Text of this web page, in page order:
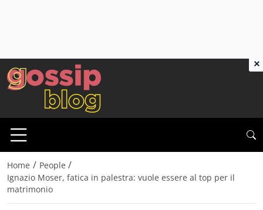
Home / People /
Ignazio Moser, fatica in palestra: vuole essere al top per il
matrimonio
×